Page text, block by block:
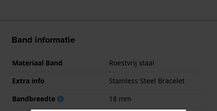
Band informatie
Materiaal Band
Roestvrij staal
Extra info
Stainless Steel Bracelet
Bandbreedte
18 mm